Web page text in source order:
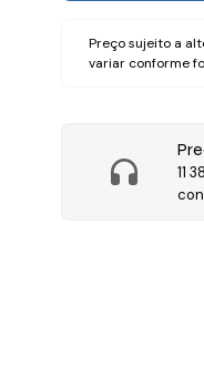
Preço sujeito a
variar conforme
11